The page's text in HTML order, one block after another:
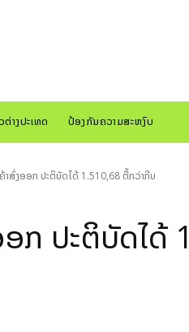
ຕ່າງປະເທດ ປ້ອງກັນຄວາມສະຫງົບ
ສົ່ງອອກ ປະຕິບັດໄດ້ 1.510,68 ຕື້ກວ່າກີບ
ກ ປະຕິບັດໄດ້